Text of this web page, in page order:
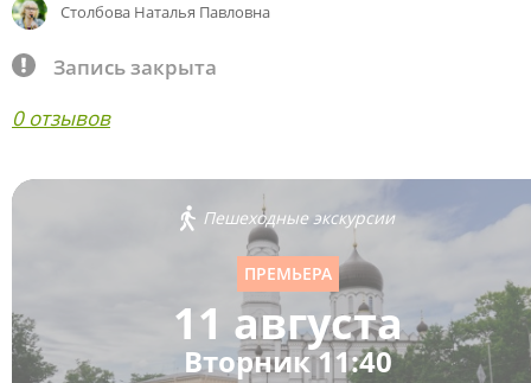
Столбова Наталья Павловна
Запись закрыта
0 отзывов
Пешеходные экскурсии
ПРЕМЬЕРА
11 августа
Вторник 11:40